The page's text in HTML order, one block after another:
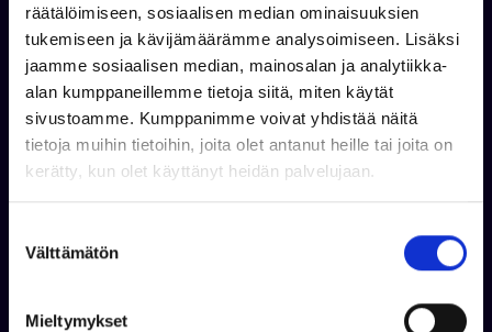
räätälöimiseen, sosiaalisen median ominaisuuksien
tukemiseen ja kävijämäärämme analysoimiseen. Lisäksi
jaamme sosiaalisen median, mainosalan ja analytiikka-
alan kumppaneillemme tietoja siitä, miten käytät
sivustoamme. Kumppanimme voivat yhdistää näitä
tietoja muihin tietoihin, joita olet antanut heille tai joita on
kerätty, kun olet käyttänyt heidän palvelujaan.
Välttämätön
Mieltymykset
Tuotetta on varastossa
19 900,00 €
Tarjouspyyntö
Tuotetta on varastossa
2 490,00 €
Tarjouspyyntö